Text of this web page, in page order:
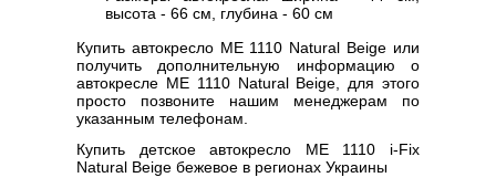
высота - 66 см, глубина - 60 см
Купить автокресло ME 1110 Natural Beige или
получить дополнительную информацию о
автокресле ME 1110 Natural Beige, для этого
просто позвоните нашим менеджерам по
указанным телефонам.
Купить детское автокресло ME 1110 i-Fix
Natural Beige бежевое в регионах Украины